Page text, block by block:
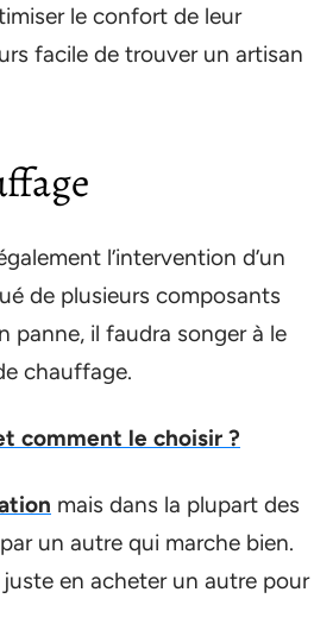
le confort de leur
facile de trouver un artisan
l’intervention d’un
de plusieurs composants
panne, il faudra songer à le
chauffage.
comment le choisir ?
mais dans la plupart des
un autre qui marche bien.
en acheter un autre pour